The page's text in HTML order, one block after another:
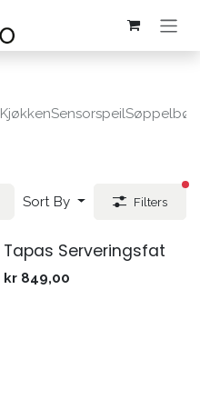
KjøkkenSensorspeil
Sort By Filters
Tapas Serveringsfat
kr 849,00